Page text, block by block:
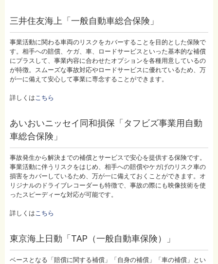
三井住友海上「一般自動車総合保険」
事業活動に関わる車両のリスクをカバーすることを目的とした保険で
す。相手への賠償、ケガ、車、ロードサービスといった基本的な補償
にプラスして、事業内容に合わせたオプションを各種用意しているの
が特徴。スムーズな事故対応やロードサービスに優れているため、万
が一に備えて安心して事業に専念することができます。
詳しくはこちら
あいおいニッセイ同和損保「タフビズ事業用自動
車総合保険」
事故発生から解決までの補償とサービスで安心を提供する保険です。
事業活動に伴うリスクをはじめ、相手への賠償やケガげのリスク車の
損害をカバーしているため、万が一に備えておくことができます。オ
リジナルのドライブレコーダーも特徴で、事故の際にも映像技術を使
ったスピーディーな対応が可能です。
詳しくはこちら
東京海上日動「TAP（一般自動車保険）」
ベースとなる「賠償に関する補償」「自身の補償」「車の補償」とい